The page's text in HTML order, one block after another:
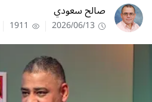
صالح سعودي
2026/06/13
1911